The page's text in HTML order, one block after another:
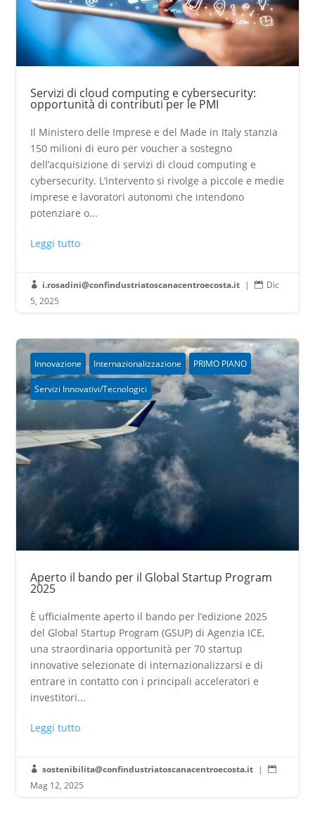
Servizi di cloud computing e cybersecurity:
opportunità di contributi per le PMI
Il Ministero delle Imprese e del Made in Italy stanzia
150 milioni di euro per voucher a sostegno
dell’acquisizione di servizi di cloud computing e
cybersecurity. L’intervento si rivolge a piccole e medie
imprese e lavoratori autonomi che intendono
potenziare o...
Leggi tutto
 i.rosadini@confindustriatoscanacentroecosta.it |  Dic
5, 2025
Innovazione Internazionalizzazione PRIMO PIANO
Servizi Innovativi/Tecnologici
Aperto il bando per il Global Startup Program
2025
È ufficialmente aperto il bando per l’edizione 2025
del Global Startup Program (GSUP) di Agenzia ICE,
una straordinaria opportunità per 70 startup
innovative selezionate di internazionalizzarsi e di
entrare in contatto con i principali acceleratori e
investitori...
Leggi tutto
 sostenibilita@confindustriatoscanacentroecosta.it | 
Mag 12, 2025